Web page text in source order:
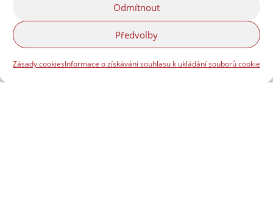
Odmítnout
Předvolby
Zásady cookiesInformace o získávání souhlasu k ukládání souborů cookie